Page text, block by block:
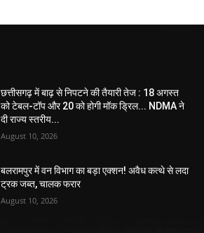
छत्तीसगढ़ में बाढ़ से निपटने की तैयारी तेज : 18 अगस्त
को टेबल-टॉप और 20 को होगी मॉक ड्रिल... NDMA ने
दी राज्य स्तरीय...
August 10, 2026
बलरामपुर में वन विभाग का बड़ा एक्शन! अवैध कत्थे से लदा
ट्रक जब्त, चालक फरार
August 10, 2026